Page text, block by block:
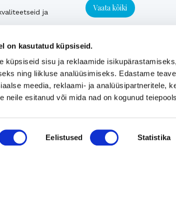
on kasutatud küpsiseid.
küpsiseid sisu ja reklaamide
ning liikluse analüüsimiseks. Edastame
meedia, reklaami- ja analüüsipartneritele,
neile esitanud või mida nad on kogunud
Eelistused Statistika
ja
metall- ja
ja tootja.
Vaata kõiki